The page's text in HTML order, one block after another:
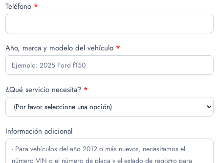
Teléfono *
Año, marca y modelo del vehículo *
¿Qué servicio necesita? *
Información adicional